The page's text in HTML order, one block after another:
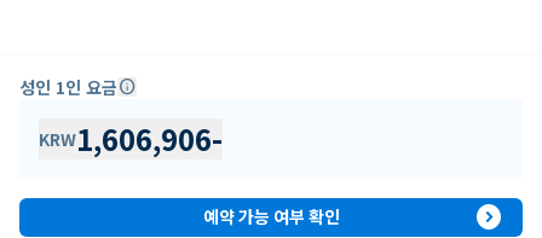
성인 1인 요금info
KRW1,606,906-
예약 가능 여부 확인 expand_circle_right